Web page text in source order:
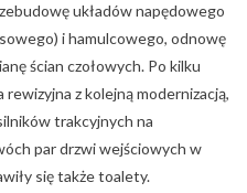
układów napędowego
i hamulcowego, odnowę
ścian czołowych. Po kilku
z kolejną modernizacją,
trakcyjnych na
par drzwi wejściowych w
się także toalety.